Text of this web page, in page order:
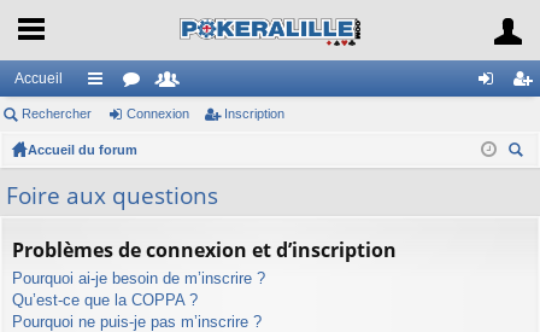
Accueil
ac
co
s
or
u
e
br
ne cri
Rechercher Connexion Inscription
Accueil du forum
Foire aux questions
Problèmes de connexion et d’inscription
Pourquoi ai-je besoin de m’inscrire ?
Qu’est-ce que la COPPA ?
Pourquoi ne puis-je pas m’inscrire ?